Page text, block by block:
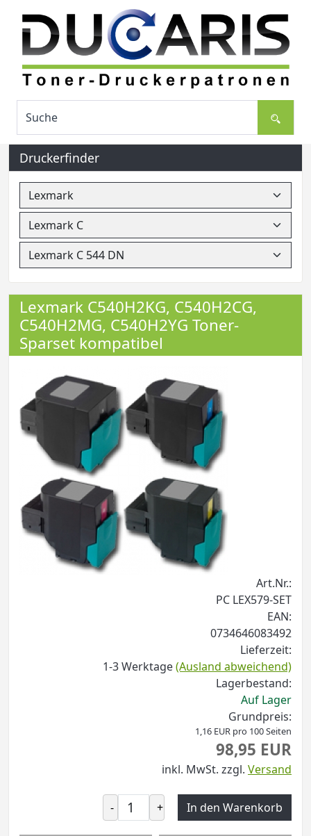
Druckerfinder
Lexmark C540H2KG, C540H2CG,
C540H2MG, C540H2YG Toner-
Sparset kompatibel
Art.Nr.:
PC LEX579-SET
EAN:
0734646083492
Lieferzeit:
1-3 Werktage(Ausland abweichend)
Lagerbestand:
Auf Lager
Grundpreis:
1,16 EUR pro 100 Seiten
98,95 EUR
inkl. MwSt. zzgl. Versand
- + In den Warenkorb